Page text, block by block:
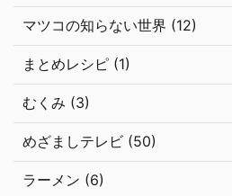
マツコの知らない世界 (12)
まとめレシピ (1)
むくみ (3)
めざましテレビ (50)
ラーメン (6)